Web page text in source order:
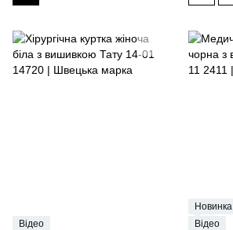
Відео
Новинка
Відео